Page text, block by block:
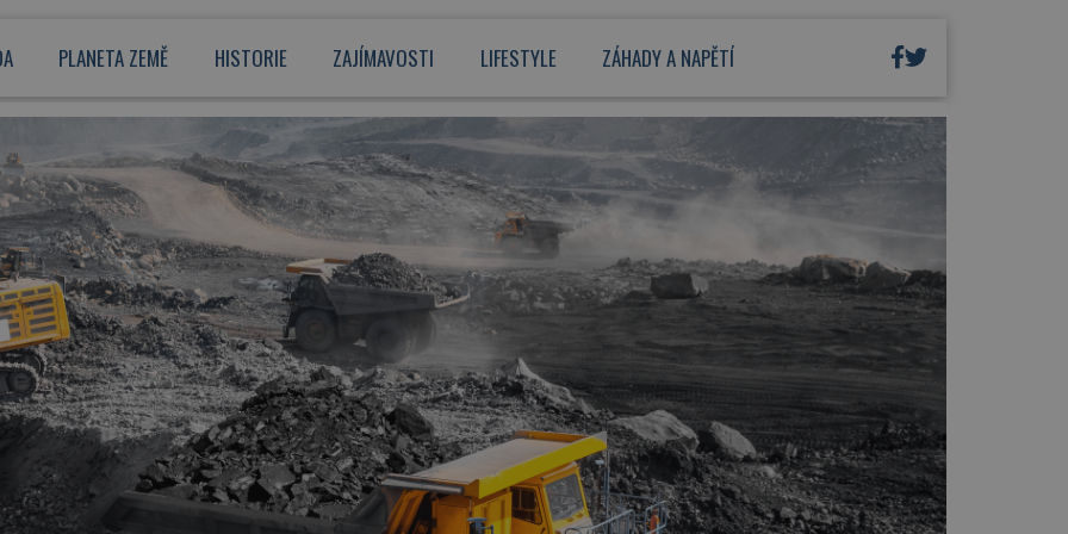
PLANETA ZEMĚ HISTORIE ZAJÍMAVOSTI LIFESTYLE ZÁHADY A NAPĚTÍ